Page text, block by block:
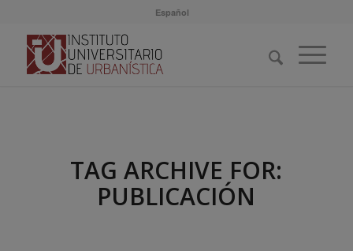
Español
TAG ARCHIVE FOR:
PUBLICACIÓN